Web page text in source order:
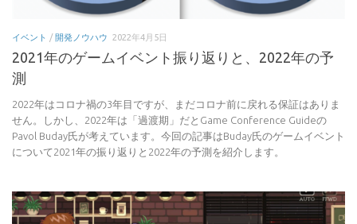
イベント /開発ノウハウ 2022年4月5日
2021年のゲームイベント振り返りと、2022年の予
測
2022年はコロナ禍の3年目ですが、まだコロナ前に戻れる保証はありま
せん。しかし、2022年は「過渡期」だとGame Conference Guideの
Pavol Buday氏が考えています。今回の記事はBuday氏のゲームイベント
について2021年の振り返りと2022年の予測を紹介します。